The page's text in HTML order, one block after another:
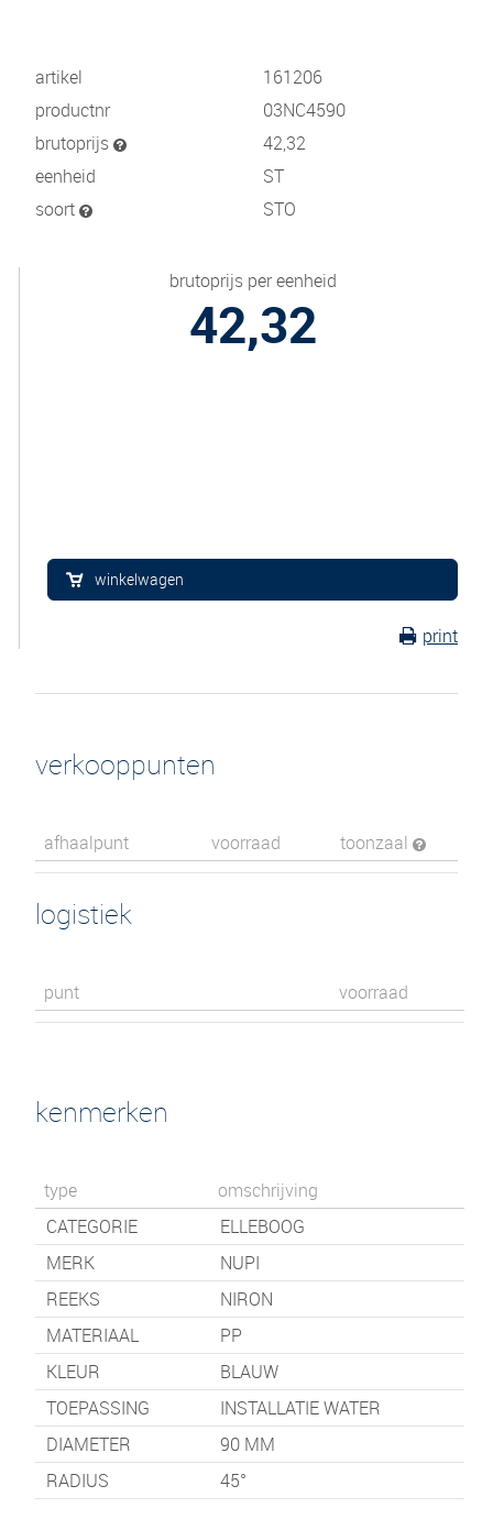
artikel
161206
productnr
03NC4590
brutoprijs
42,32
eenheid
ST
soort
STO
brutoprijs per eenheid
42,32
winkelwagen
print
verkooppunten
afhaalpunt voorraad toonzaal
logistiek
punt voorraad
kenmerken
type
omschrijving
CATEGORIE
ELLEBOOG
MERK
NUPI
REEKS
NIRON
MATERIAAL
PP
KLEUR
BLAUW
TOEPASSING
INSTALLATIE WATER
DIAMETER
90 MM
RADIUS
45°